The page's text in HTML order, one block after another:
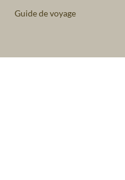
Guide de voyage